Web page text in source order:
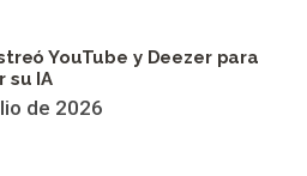
YouTube y Deezer para
su IA
de 2026